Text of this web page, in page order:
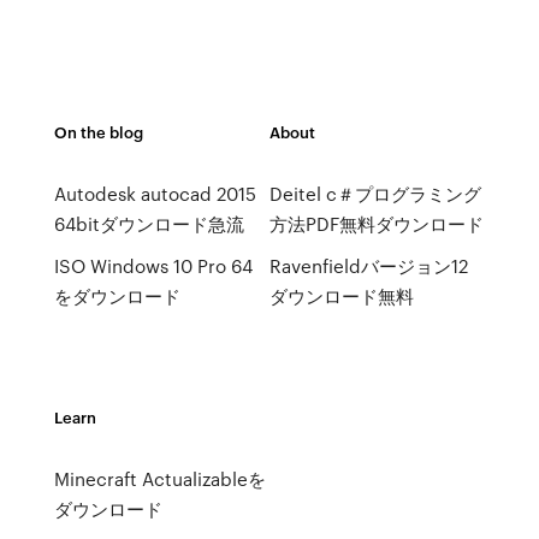
On the blog
Autodesk autocad 2015
64bitダウンロード急流
ISO Windows 10 Pro 64
をダウンロード
About
Deitel c＃プログラミング
方法PDF無料ダウンロード
Ravenfieldバージョン12
ダウンロード無料
Learn
Minecraft Actualizableを
ダウンロード